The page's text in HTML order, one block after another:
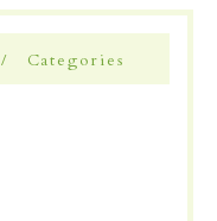
Categories